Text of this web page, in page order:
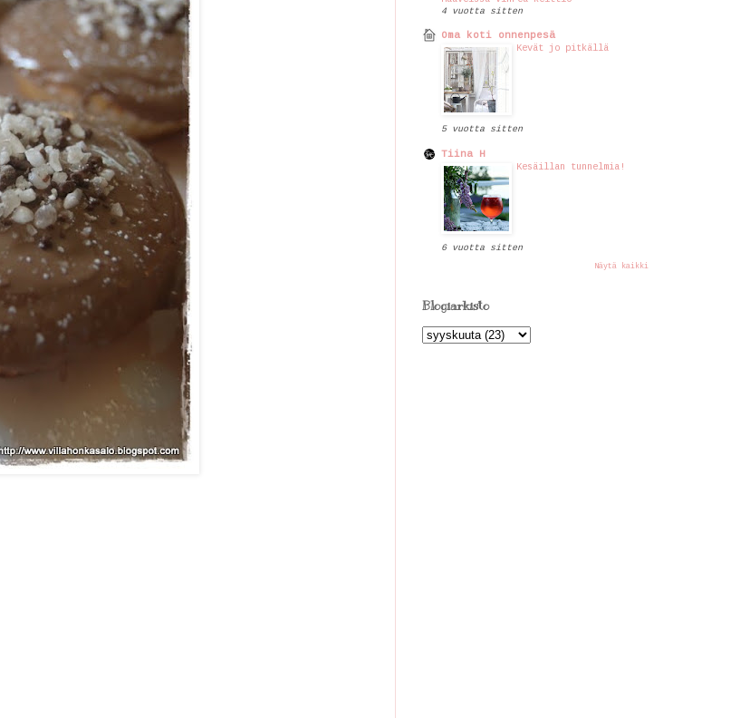
4 vuotta sitten
Oma koti onnenpesä
Kevät jo pitkällä
5 vuotta sitten
Tiina H
Kesäillan tunnelmia!
6 vuotta sitten
Näytä kaikki
Blogiarkisto